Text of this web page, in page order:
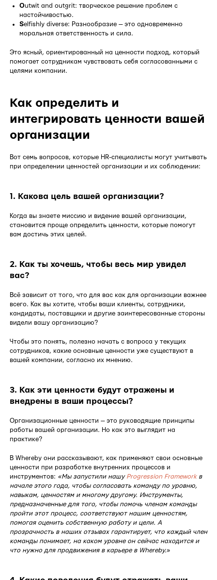
Outwit and outgrit: творческое решение проблем с
настойчивостью.
Selfishly diverse: Разнообразие — это одновременно
моральная ответственность и сила.
Это ясный, ориентированный на ценности подход, который
помогает сотрудникам чувствовать себя согласованными с
целями компании.
Как определить и
интегрировать ценности вашей
организации
Вот семь вопросов, которые HR-специалисты могут учитывать
при определении ценностей организации и их соблюдении:
1. Какова цель вашей организации?
Когда вы знаете миссию и видение вашей организации,
становится проще определить ценности, которые помогут
вам достичь этих целей.
2. Как ты хочешь, чтобы весь мир увидел
вас?
Всё зависит от того, что для вас как для организации важнее
всего. Как вы хотите, чтобы ваши клиенты, сотрудники,
кандидаты, поставщики и другие заинтересованные стороны
видели вашу организацию?
Чтобы это понять, полезно начать с вопроса у текущих
сотрудников, какие основные ценности уже существуют в
вашей компании, согласно их мнению.
3. Как эти ценности будут отражены и
внедрены в ваши процессы?
Организационные ценности — это руководящие принципы
работы вашей организации. Но как это выглядит на
практике?
В Whereby они рассказывают, как применяют свои основные
ценности при разработке внутренних процессов и
инструментов: «Мы запустили нашу Progression Frameworkв
начале этого года, чтобы согласовать команду по уровню,
навыкам, ценностям и многому другому. Инструменты,
предназначенные для того, чтобы помочь членам команды
пройти этот процесс, соответствуют нашим ценностям,
помогая оценить собственную работу и цели. А
прозрачность в наших отзывах гарантирует, что каждый член
команды понимает, на каком уровне он сейчас находится и
что нужно для продвижения в карьере в Whereby.»